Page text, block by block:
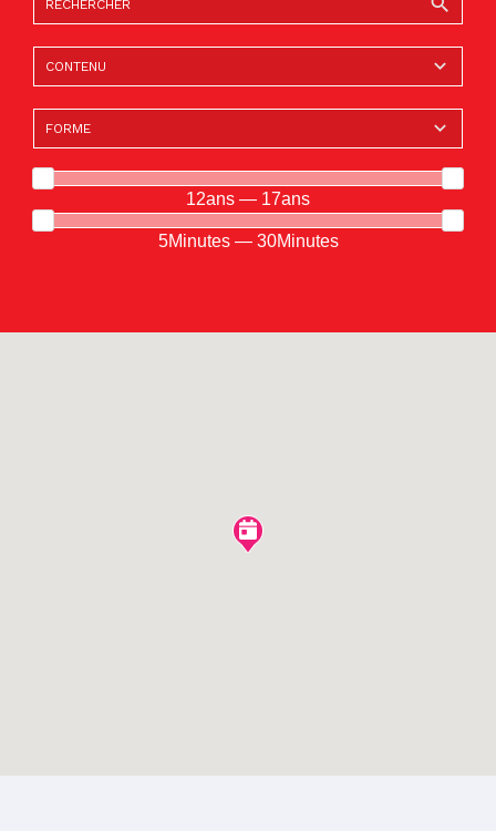
12ans — 17ans
5Minutes — 30Minutes